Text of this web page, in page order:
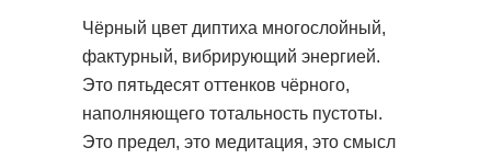
Чёрный цвет диптиха многослойный,
фактурный, вибрирующий энергией.
Это пятьдесят оттенков чёрного,
наполняющего тотальность пустоты.
Это предел, это медитация, это смысл